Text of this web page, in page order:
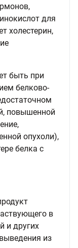
для
холестерин,
быть при
белково-
повышенной
опухоли),
белка с
в
и других
из